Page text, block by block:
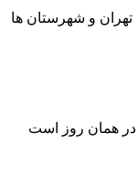
و شهرستان ها
همان روز است